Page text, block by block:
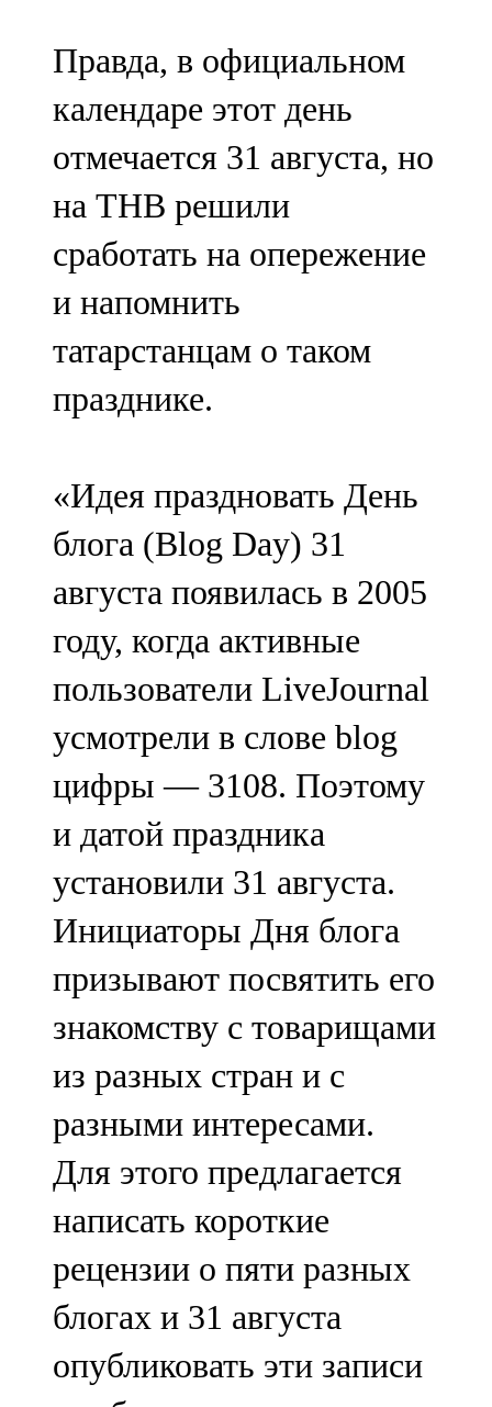
107,3 FM
Мөслим
100,0 FM
Нурлат
104,7 FM
Олы Әтнә
71,42 FM
Сарман
Теләче
106,1 FM
Түбән Кама
102,6 FM
Чирмешән
107,7 FM
Чистай
103,0 FM
Чүпрәле
91,0 FM
Шәмәрдән
102,3 FM
Яңа чишмә
107,0 FM
Яр Чаллы
105,5 FM
Правда, в официальном
календаре этот день
отмечается 31 августа, но
на ТНВ решили
сработать на опережение
и напомнить
татарстанцам о таком
празднике.
«Идея праздновать День
блога (Blog Day) 31
августа появилась в 2005
году, когда активные
пользователи LiveJournal
усмотрели в слове blog
цифры — 3108. Поэтому
и датой праздника
установили 31 августа.
Инициаторы Дня блога
призывают посвятить его
знакомству с товарищами
из разных стран и с
разными интересами.
Для этого предлагается
написать короткие
рецензии о пяти разных
блогах и 31 августа
опубликовать эти записи